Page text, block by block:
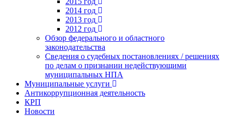
2014 год
2013 год
2012 год
Обзор федерального и областного
законодательства
Сведения о судебных постановлениях / решениях
по делам о признании недействующими
муниципальных НПА
Муниципальные услуги
Антикоррупционная деятельность
КРП
Новости